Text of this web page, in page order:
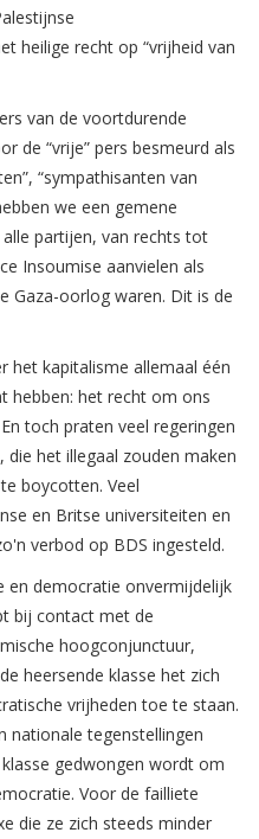
heilige recht op “vrijheid van
van de voortdurende
de “vrije” pers besmeurd als
“sympathisanten van
we een gemene
partijen, van rechts tot
Insoumise aanvielen als
Gaza-oorlog waren. Dit is de
het kapitalisme allemaal één
hebben: het recht om ons
toch praten veel regeringen
het illegaal zouden maken
boycotten. Veel
en Britse universiteiten en
verbod op BDS ingesteld.
en democratie onvermijdelijk
bij contact met de
hoogconjunctuur,
heersende klasse het zich
vrijheden toe te staan.
nationale tegenstellingen
gedwongen wordt om
Voor de failliete
die ze zich steeds minder